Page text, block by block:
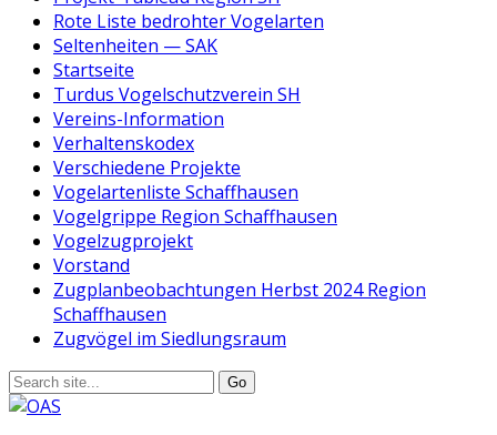
Rote Liste bedrohter Vogelarten
Seltenheiten — SAK
Startseite
Turdus Vogelschutzverein SH
Vereins-Information
Verhaltenskodex
Verschiedene Projekte
Vogelartenliste Schaffhausen
Vogelgrippe Region Schaffhausen
Vogelzugprojekt
Vorstand
Zugplanbeobachtungen Herbst 2024 Region
Schaffhausen
Zugvögel im Siedlungsraum